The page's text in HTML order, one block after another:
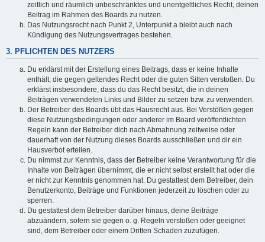
zeitlich und räumlich unbeschränktes und unentgeltliches Recht, deinen
Beitrag im Rahmen des Boards zu nutzen.
Das Nutzungsrecht nach Punkt 2, Unterpunkt a bleibt auch nach
Kündigung des Nutzungsvertrages bestehen.
3. PFLICHTEN DES NUTZERS
Du erklärst mit der Erstellung eines Beitrags, dass er keine Inhalte
enthält, die gegen geltendes Recht oder die guten Sitten verstoßen. Du
erklärst insbesondere, dass du das Recht besitzt, die in deinen
Beiträgen verwendeten Links und Bilder zu setzen bzw. zu verwenden.
Der Betreiber des Boards übt das Hausrecht aus. Bei Verstößen gegen
diese Nutzungsbedingungen oder anderer im Board veröffentlichten
Regeln kann der Betreiber dich nach Abmahnung zeitweise oder
dauerhaft von der Nutzung dieses Boards ausschließen und dir ein
Hausverbot erteilen.
Du nimmst zur Kenntnis, dass der Betreiber keine Verantwortung für die
Inhalte von Beiträgen übernimmt, die er nicht selbst erstellt hat oder die
er nicht zur Kenntnis genommen hat. Du gestattest dem Betreiber, dein
Benutzerkonto, Beiträge und Funktionen jederzeit zu löschen oder zu
sperren.
Du gestattest dem Betreiber darüber hinaus, deine Beiträge
abzuändern, sofern sie gegen o. g. Regeln verstoßen oder geeignet
sind, dem Betreiber oder einem Dritten Schaden zuzufügen.